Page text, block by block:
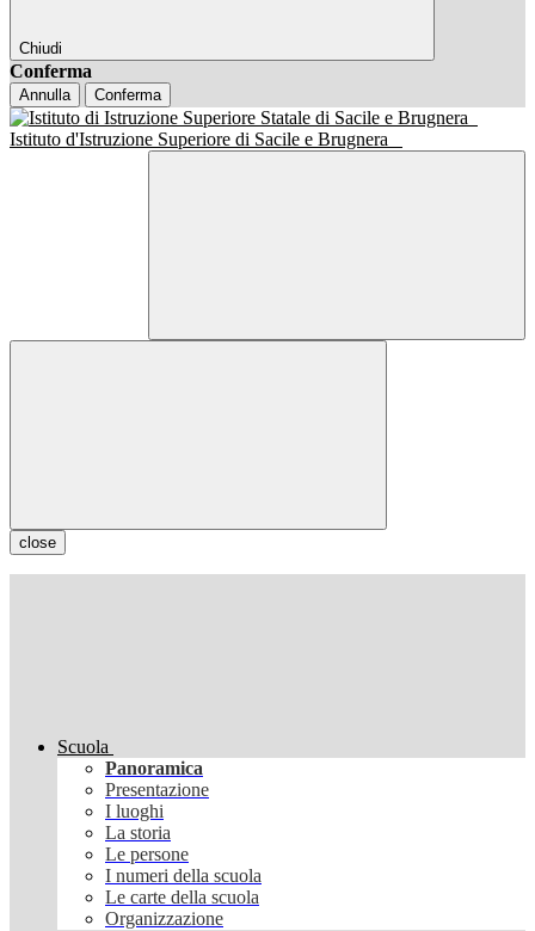
Chiudi
Conferma
Annulla Conferma
Istituto d'Istruzione Superiore di Sacile e Brugnera
close
Scuola
Panoramica
Presentazione
I luoghi
La storia
Le persone
I numeri della scuola
Le carte della scuola
Organizzazione